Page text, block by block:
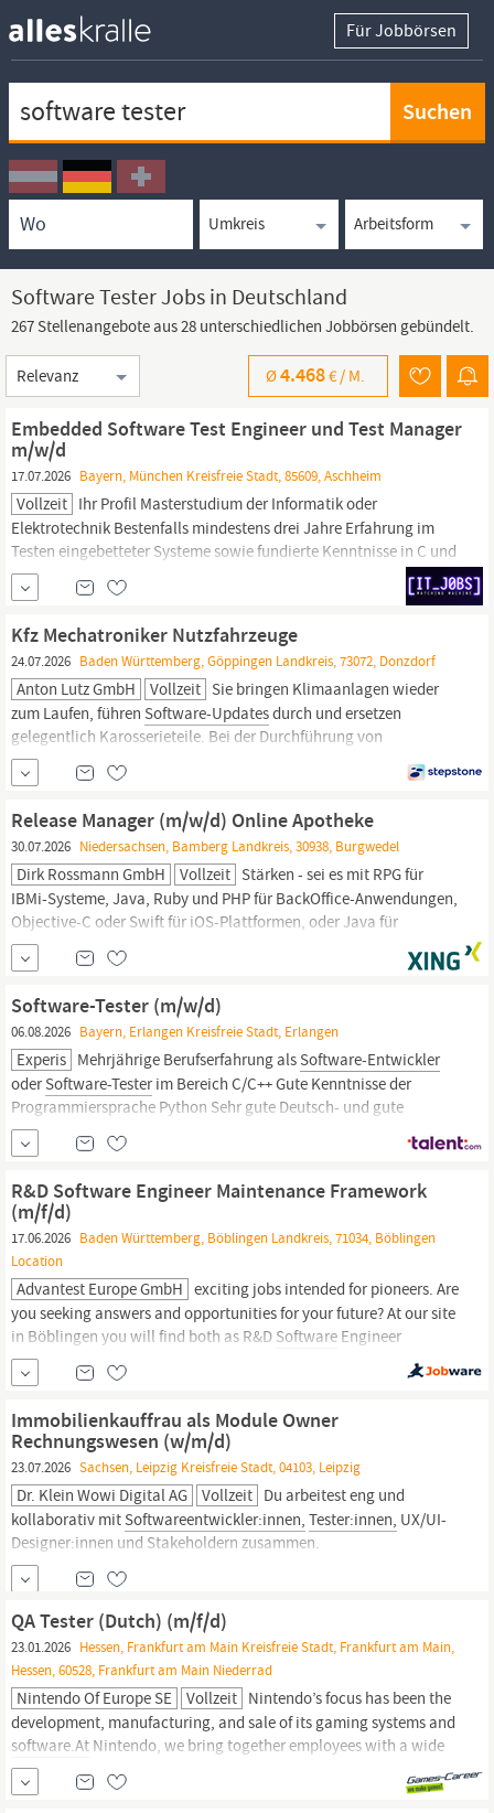
Für Jobbörsen
Ortssuche
Umkreissuche
Arbeitsform
Software Tester Jobs in Deutschland
267 Stellenangebote aus 28 unterschiedlichen Jobbörsen gebündelt.
Sortierung
Ø4.468€ / M.
Embedded Software Test Engineer und Test Manager
m/w/d
17.07.2026 Bayern, München Kreisfreie Stadt, 85609, Aschheim
Vollzeit Ihr Profil Masterstudium der Informatik oder
Elektrotechnik Bestenfalls mindestens drei Jahre Erfahrung im
Testen eingebetteter Systeme sowie fundierte Kenntnisse in C und
idealerweise Rust Erfahrung mit modernen Testmethoden,
insbesondere im Bereich KI-gestützter Testautomatisierung sowie
Kfz Mechatroniker Nutzfahrzeuge
24.07.2026 Baden Württemberg, Göppingen Landkreis, 73072, Donzdorf
Anton Lutz GmbH Vollzeit Sie bringen Klimaanlagen wieder
zum Laufen, führen Software-Updatesdurch und ersetzen
gelegentlich Karosserieteile. Bei der Durchführung von
Fehlerdiagnosen nutzen Sie technische Hilfsmittel, Literatur und
ODIS-
Tester– und lösen bei Bedarf schnell die entsprechenden
Probleme. Gerne stellen Sie Ihr Können auch bei komplexeren...
Release Manager (m/w/d) Online Apotheke
30.07.2026 Niedersachsen, Bamberg Landkreis, 30938, Burgwedel
Dirk Rossmann GmbH Vollzeit Stärken - sei es mit RPG für
IBMi-Systeme, Java, Ruby und PHP für BackOffice-Anwendungen,
Objective-C oder Swift für iOS-Plattformen, oder Java für
Android. Unsere kreative Vielfalt spiegelt sich in jeder Codezeile
wider. Das bewirken Sie bei uns In dieser Position verantworten
Sie die planbare, sichere und nachvollziehbare Auslieferung neuer
Software-Versionen
Software-Tester (m/w/d)
06.08.2026 Bayern, Erlangen Kreisfreie Stadt, Erlangen
Experis Mehrjährige Berufserfahrung als Software-Entwickler
oderSoftware-Testerim Bereich C/C++ Gute Kenntnisse der
Programmiersprache Python Sehr gute Deutsch- und gute
Englischkenntnisse in Wort und Schrift Kontaktdaten für
Stellenanzeige Konnten wir Sie überzeugen? Wir freuen wir uns
R&D Software Engineer Maintenance Framework
(m/f/d)
17.06.2026 Baden Württemberg, Böblingen Landkreis, 71034, Böblingen
Location
Advantest Europe GmbH exciting jobs intended for pioneers. Are
you seeking answers and opportunities for your future? At our site
in Böblingen you will find both as R&D Software Engineer
Maintenance Framework (m/f/d) Your Responsibilities Designing
and implementing
Platform
Immobilienkauffrau als Module Owner
Rechnungswesen (w/m/d)
23.07.2026 Sachsen, Leipzig Kreisfreie Stadt, 04103, Leipzig
Dr. Klein Wowi Digital AG Vollzeit Du arbeitest eng und
kollaborativ mit Softwareentwickler:innen, Tester:innen, UX/UI-
Designer:innen und Stakeholdern zusammen.
Anforderungsmanagement : Du erfasst, priorisierst und pflegst
Anforderungen in enger Abstimmung mit Anwender:innen.
Prozessoptimierung : Du identifizierst und gestaltest
Prozessverbesserungen in Buchungen,...
QA Tester (Dutch) (m/f/d)
23.01.2026 Hessen, Frankfurt am Main Kreisfreie Stadt, Frankfurt am Main,
Hessen, 60528, Frankfurt am Main Niederrad
Nintendo Of Europe SE Vollzeit Nintendo’s focus has been the
development, manufacturing, and sale of its gaming systems and
software.At Nintendo, we bring together employees with a wide
range of characteristics and work together towards a common
goal – to put smiles on the faces of people all over the world.